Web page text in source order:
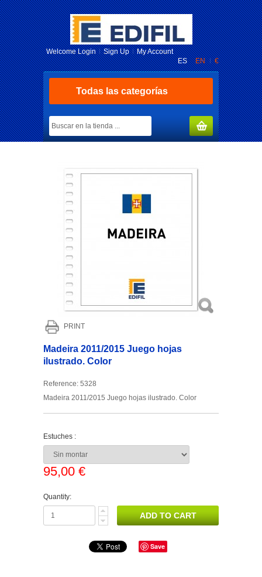
€
ES EN
WelcomeLogin Sign Up My Account
Todas las categorías
MY CART(0)
PRINT
Madeira 2011/2015 Juego hojas
ilustrado. Color
Reference: 5328
Madeira 2011/2015 Juego hojas ilustrado. Color
Estuches :
95,00 €
Quantity:
Save